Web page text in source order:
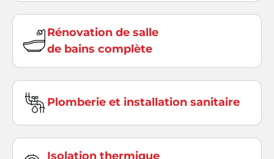
Rénovation de salle
de bains complète
Plomberie et installation sanitaire
Isolation thermique